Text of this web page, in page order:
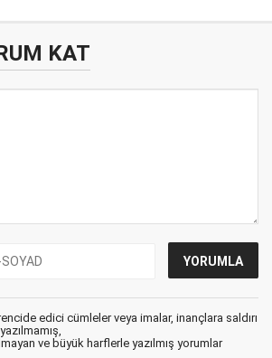
KAT
edici cümleler veya imalar, inançlara saldırı
ve büyük harflerle yazılmış yorumlar